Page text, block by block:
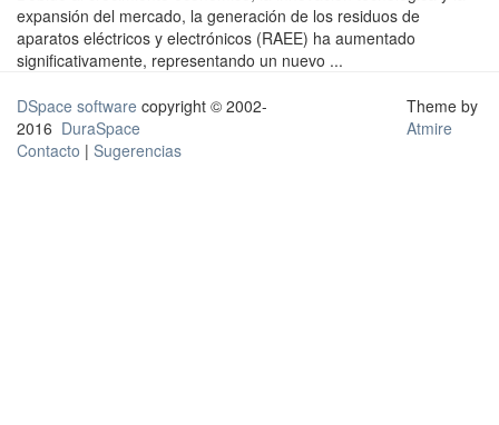
expansión del mercado, la generación de los residuos de
aparatos eléctricos y electrónicos (RAEE) ha aumentado
significativamente, representando un nuevo ...
DSpace software copyright © 2002-
2016 DuraSpace
Contacto | Sugerencias
Theme by
Atmire